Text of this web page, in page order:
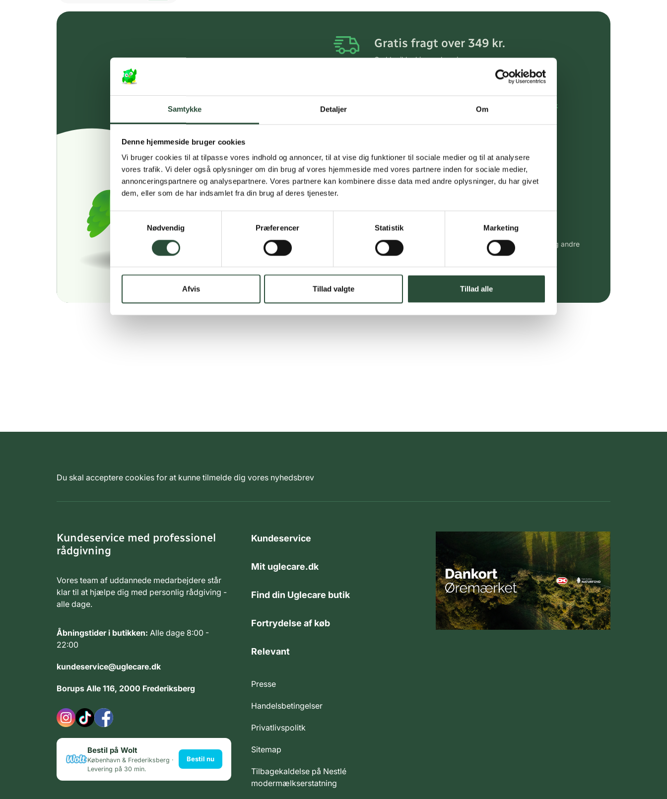
Samtykke Detaljer Om
Denne hjemmeside bruger cookies
Vi bruger cookies til at tilpasse vores indhold og annoncer, til at vise dig funktioner til sociale medier og til at analysere
vores trafik. Vi deler også oplysninger om din brug af vores hjemmeside med vores partnere inden for sociale medier,
annonceringspartnere og analysepartnere. Vores partnere kan kombinere disse data med andre oplysninger, du har givet
dem, eller som de har indsamlet fra din brug af deres tjenester.
Nødvendig
Præferencer Statistik Marketing
Afvis Tillad valgte Tillad alle
Gratis fragt over 349 kr.
Gælder ikke hjemmelevering
kundeservice@uglecare.dk
Faste lave priser*
Stort udvalg af kendte produkter
Vi tilbyder et stort udvalg af kendte cremer, vitaminer og andre
spændende produkter – altid til fast lav pris.
Læs mere om Uglecare.dk her
Du skal acceptere cookies for at kunne tilmelde dig vores nyhedsbrev
Kundeservice med professionel
rådgivning
Vores team af uddannede medarbejdere står
klar til at hjælpe dig med personlig rådgiving -
alle dage.
Åbningstider i butikken: Alle dage 8:00 -
22:00
kundeservice@uglecare.dk
Borups Alle 116, 2000 Frederiksberg
Bestil på Wolt
København & Frederiksberg ·
Levering på 30 min.
Bestil nu
Kundeservice
Mit uglecare.dk
Find din Uglecare butik
Fortrydelse af køb
Relevant
Presse
Handelsbetingelser
Privatlivspolitk
Sitemap
Tilbagekaldelse på Nestlé
modermælkserstatning